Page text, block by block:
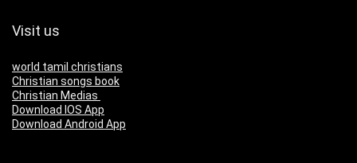
Visit us
world tamil christians
Christian songs book
Christian Medias
Download IOS App
Download Android App